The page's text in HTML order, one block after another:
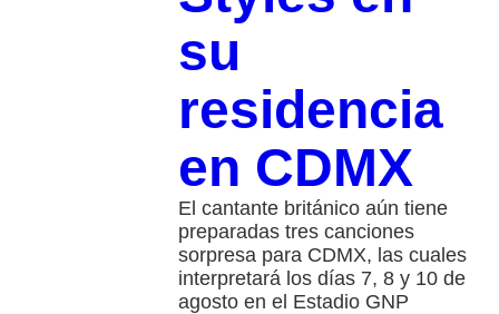
su
residencia
en CDMX
El cantante británico aún tiene
preparadas tres canciones
sorpresa para CDMX, las cuales
interpretará los días 7, 8 y 10 de
agosto en el Estadio GNP